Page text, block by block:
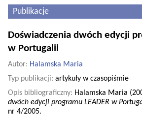
Publikacje
Doświadczenia dwóch edycji
w Portugalii
Autor: Halamska Maria
Typ publikacji: artykuły w czasopiśmie
Opis bibliograficzny: Halamska Maria
dwóch edycji programu LEADER w
nr 4/2005.